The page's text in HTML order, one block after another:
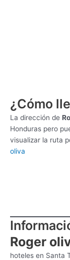
¿Cómo
La dirección de
Honduras pero
visualizar la ruta
oliva
Roger
hoteles en Santa